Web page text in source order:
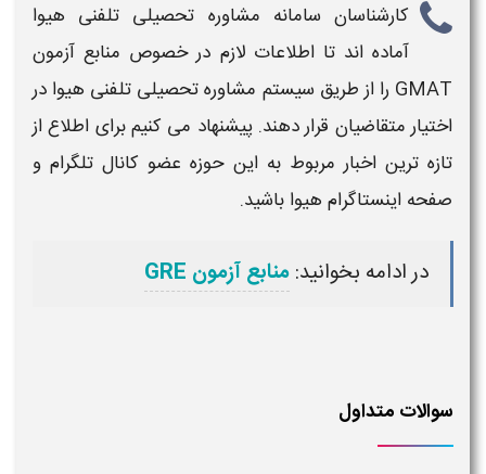
کارشناسان سامانه مشاوره تحصیلی تلفنی هیوا
آماده اند تا اطلاعات لازم در خصوص منابع آزمون
GMAT را از طریق سیستم مشاوره تحصیلی تلفنی هیوا در
اختیار متقاضیان قرار دهند. پیشنهاد می کنیم برای اطلاع از
تازه ترین اخبار مربوط به این حوزه عضو کانال تلگرام و
صفحه اینستاگرام هیوا باشید.
در ادامه بخوانید:منابع آزمون GRE
سوالات متداول